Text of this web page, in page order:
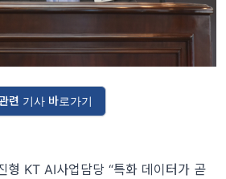
련 기사 바로가기
KT AI사업담당 “특화 데이터가 곧